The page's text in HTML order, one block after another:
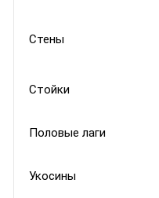
Стены
Стойки
Половые лаги
Укосины